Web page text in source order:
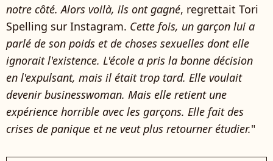
notre côté. Alors voilà, ils ont gagné, regrettait Tori
Spelling sur Instagram. Cette fois, un garçon lui a
parlé de son poids et de choses sexuelles dont elle
ignorait l'existence. L'école a pris la bonne décision
en l'expulsant, mais il était trop tard. Elle voulait
devenir businesswoman. Mais elle retient une
expérience horrible avec les garçons. Elle fait des
crises de panique et ne veut plus retourner étudier."